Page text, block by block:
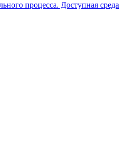
процесса. Доступная среда